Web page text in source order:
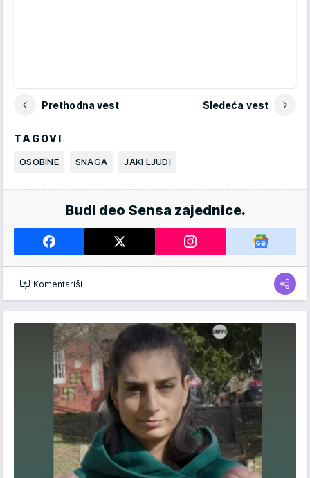
Prethodna vest Sledeća vest
TAGOVI
OSOBINE SNAGA JAKI LJUDI
Budi deo Sensa zajednice.
Komentariši